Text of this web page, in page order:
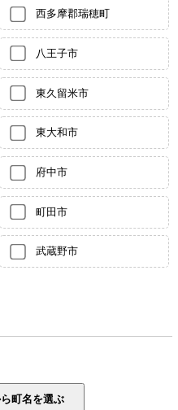
西多摩郡瑞穂町
八王子市
東久留米市
東大和市
府中市
町田市
武蔵野市